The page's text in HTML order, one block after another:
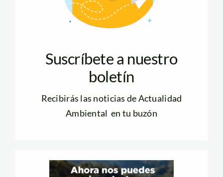
Suscríbete a nuestro
boletín
Recibirás las noticias de Actualidad
Ambiental en tu buzón